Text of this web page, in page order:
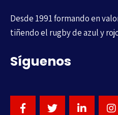
Desde 1991 formando en
tiñendo el rugby de azul y
Síguenos